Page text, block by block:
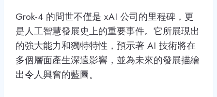
Grok-4 的問世不僅是 xAI 公司的里程碑，更
是人工智慧發展史上的重要事件。它所展現出
的強大能力和獨特特性，預示著 AI 技術將在
多個層面產生深遠影響，並為未來的發展描繪
出令人興奮的藍圖。